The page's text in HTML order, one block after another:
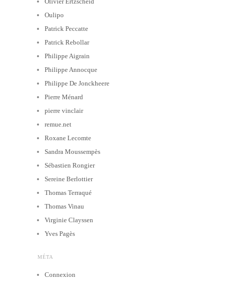
Oulipo
Patrick Peccatte
Patrick Rebollar
Philippe Aigrain
Philippe Annocque
Philippe De Jonckheere
Pierre Ménard
pierre vinclair
remue.net
Roxane Lecomte
Sandra Moussempès
Sébastien Rongier
Sereine Berlottier
Thomas Terraqué
Thomas Vinau
Virginie Clayssen
Yves Pagès
MÉTA
Connexion